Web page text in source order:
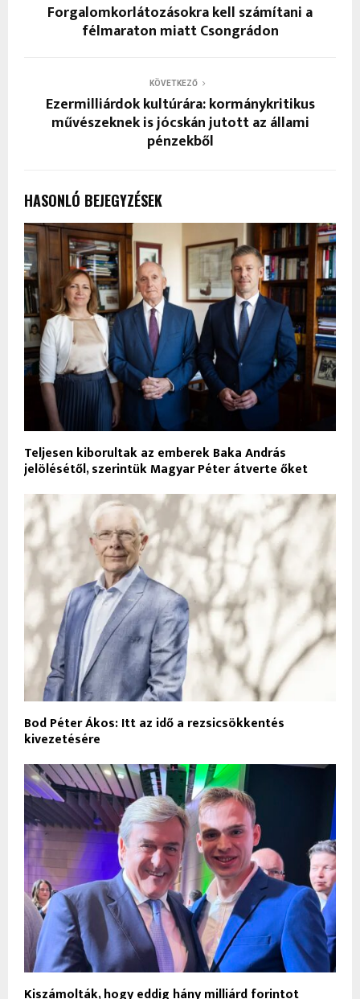
Forgalomkorlátozásokra kell számítani a
félmaraton miatt Csongrádon
KÖVETKEZŐ
Ezermilliárdok kultúrára: kormánykritikus
művészeknek is jócskán jutott az állami
pénzekből
HASONLÓ BEJEGYZÉSEK
Teljesen kiborultak az emberek Baka András
jelölésétől, szerintük Magyar Péter átverte őket
Bod Péter Ákos: Itt az idő a rezsicsökkentés
kivezetésére